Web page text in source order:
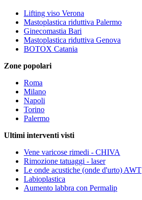
Lifting viso Verona
Mastoplastica riduttiva Palermo
Ginecomastia Bari
Mastoplastica riduttiva Genova
BOTOX Catania
Zone popolari
Roma
Milano
Napoli
Torino
Palermo
Ultimi interventi visti
Vene varicose rimedi - CHIVA
Rimozione tatuaggi - laser
Le onde acustiche (onde d'urto) AWT
Labioplastica
Aumento labbra con Permalip